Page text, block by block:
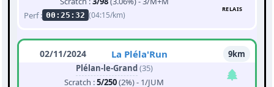
Perf : 00:25:32 (04:15/km)
RELAIS
02/11/2024 La Pléla'Run
9km
Plélan-le-Grand(35)
Scratch :5/250(2%) - 1/JUM